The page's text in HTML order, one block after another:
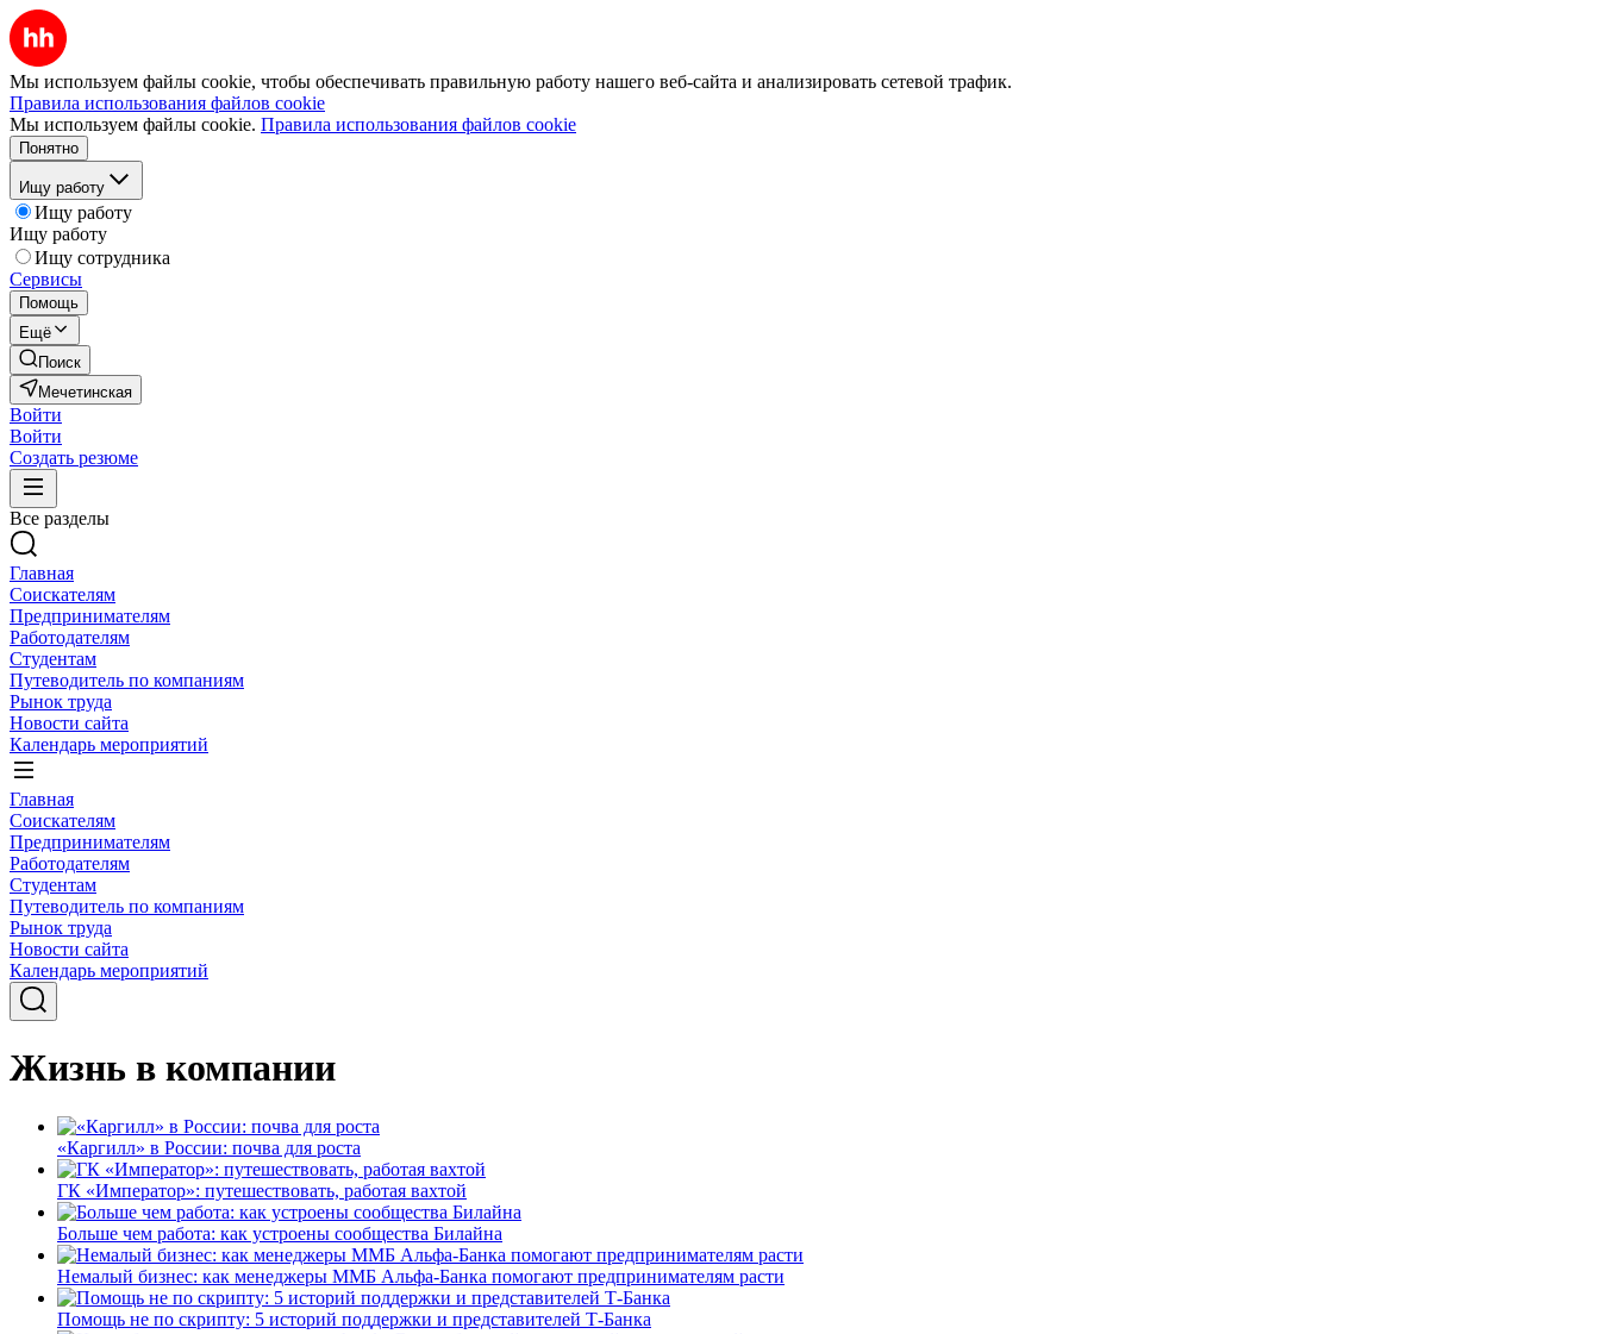
Мы используем файлы cookie, чтобы обеспечивать правильную работу нашего веб-сайта и анализировать сетевой трафик.
Правила использования файлов cookie
Мы используем файлы cookie. Правила использования файлов cookie
Понятно
Ищу работу
Ищу работу
Ищу работу
Ищу сотрудника
Сервисы
Помощь
Ещё
Поиск
Мечетинская
Войти
Войти
Создать резюме
Все разделы
Главная
Соискателям
Предпринимателям
Работодателям
Студентам
Путеводитель по компаниям
Рынок труда
Новости сайта
Календарь мероприятий
Главная
Соискателям
Предпринимателям
Работодателям
Студентам
Путеводитель по компаниям
Рынок труда
Новости сайта
Календарь мероприятий
Жизнь в компании
«Каргилл» в России: почва для роста
ГК «Император»: путешествовать, работая вахтой
Больше чем работа: как устроены сообщества Билайна
Немалый бизнес: как менеджеры ММБ Альфа-Банка помогают предпринимателям расти
Помощь не по скрипту: 5 историй поддержки и представителей Т-Банка